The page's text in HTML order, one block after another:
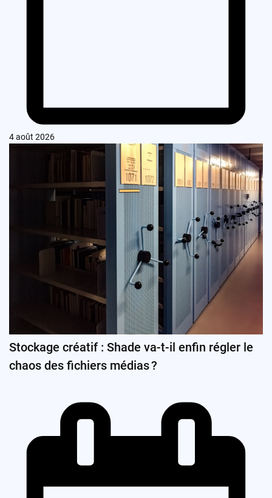
4 août 2026
Stockage créatif : Shade va-t-il enfin régler le
chaos des fichiers médias ?